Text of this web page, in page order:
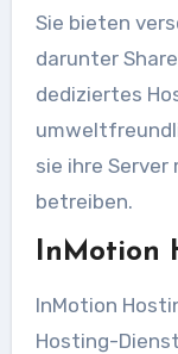
Sie bieten
darunter
dediziertes
sie ihre Server
betreiben.
InMotion
InMotion
Hosting-